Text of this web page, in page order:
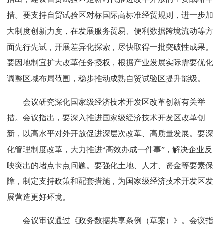
措。要支持自贸试验区对标国际高标准经贸规则，进一步加
大制度创新力度，在发展服务贸易、便利数据跨境流动等方
面先行先试，开展差异化探索，尽快取得一批突破性成果。
要因地制宜扩大改革任务授权，根据产业发展实际需要优化
调整区域布局范围，稳步推动成熟自贸试验区提升能级。
会议研究深化国家级经济技术开发区改革创新有关举
措。会议指出，要深入推进国家级经济技术开发区改革创
新，以高水平对外开放促进深层次改革、高质量发展。要深
化管理制度改革，大力推进“高效办成一件事”，解决企业反
映突出的堵点卡点问题。要强化土地、人才、资金等要素保
障，制定支持政策和配套措施，为国家级经济技术开发区发
展营造更好环境。
会议审议通过《政务数据共享条例（草案）》。会议指